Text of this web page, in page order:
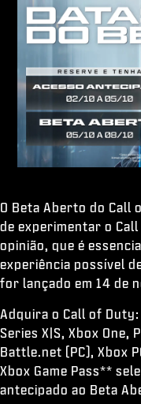
NOTÍCIAS
ESPORTS
SUPORTE
INSCREVER-SE
O Beta Aberto do Call
de experimentar o
opinião, que é
experiência possível
for lançado em 14 de
Adquira o Call of
Series X|S, Xbox One,
Battle.net (PC), Xbox
Xbox Game Pass**
antecipado ao Beta